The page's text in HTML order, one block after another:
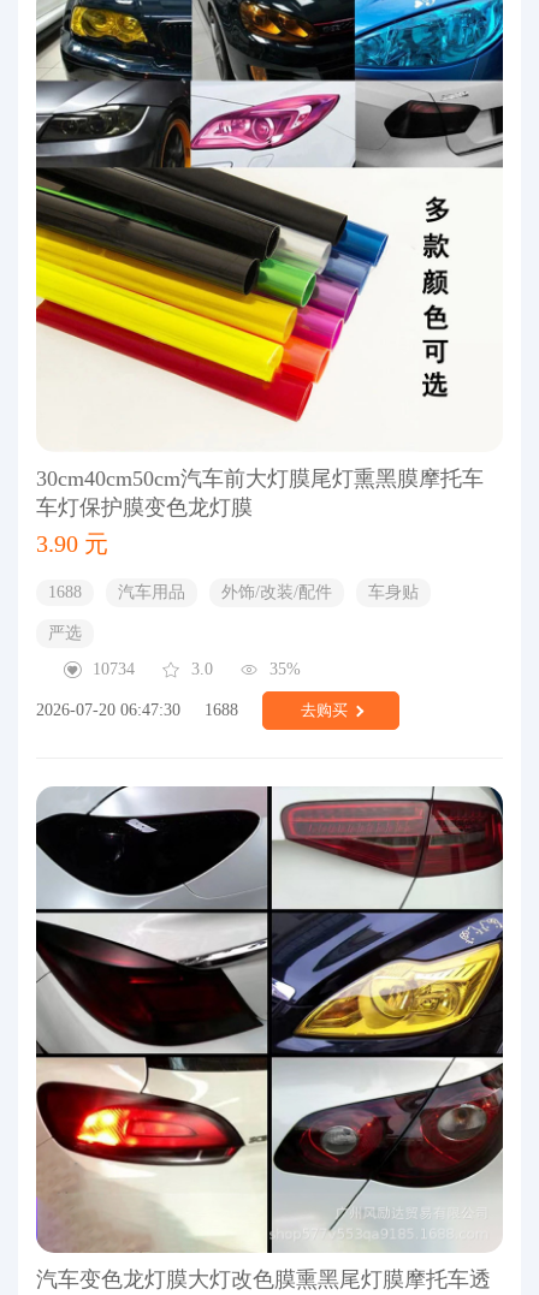
30cm40cm50cm汽车前大灯膜尾灯熏黑膜摩托车
车灯保护膜变色龙灯膜
3.90 元
1688 汽车用品 外饰/改装/配件 车身贴
严选
10734
3.0 35%
2026-07-20 06:47:30 1688 去购买
汽车变色龙灯膜大灯改色膜熏黑尾灯膜摩托车透